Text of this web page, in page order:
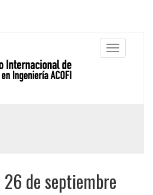
de septiembre